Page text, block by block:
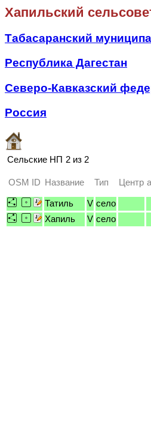
Хапильский
Табасаранский
Республика Дагестан
Северо-Кавказский
Россия
Сельские НП 2 из 2
OSM ID Название Тип Центр
Татиль
V село
Хапиль
V село